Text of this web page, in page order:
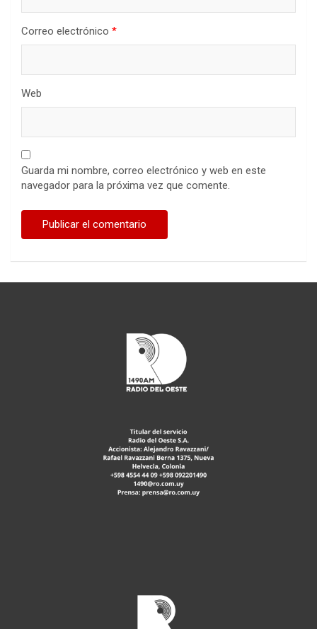
Correo electrónico *
Web
Guarda mi nombre, correo electrónico y web en este
navegador para la próxima vez que comente.